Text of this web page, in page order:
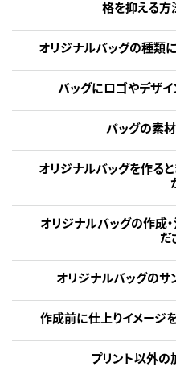
格を抑える方
オリジナルバッグの種類
バッグにロゴやデザイ
バッグの素
オリジナルバッグを作る
オリジナルバッグの作成
だ
オリジナルバッグのサ
作成前に仕上りイメージ
プリント以外の